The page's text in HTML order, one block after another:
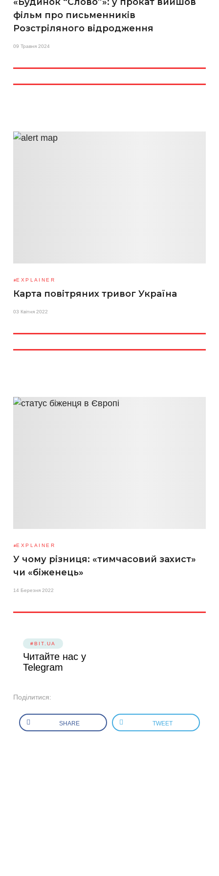
фільм про письменників
Розстріляного відродження
09 Травня 2024
EXPLAINER
Карта повітряних тривог Україна
03 Квітня 2022
EXPLAINER
У чому різниця: «тимчасовий захист»
чи «біженець»
14 Березня 2022
#BIT.UA
Читайте нас у
Telegram
Поділитися:
SHARE TWEET